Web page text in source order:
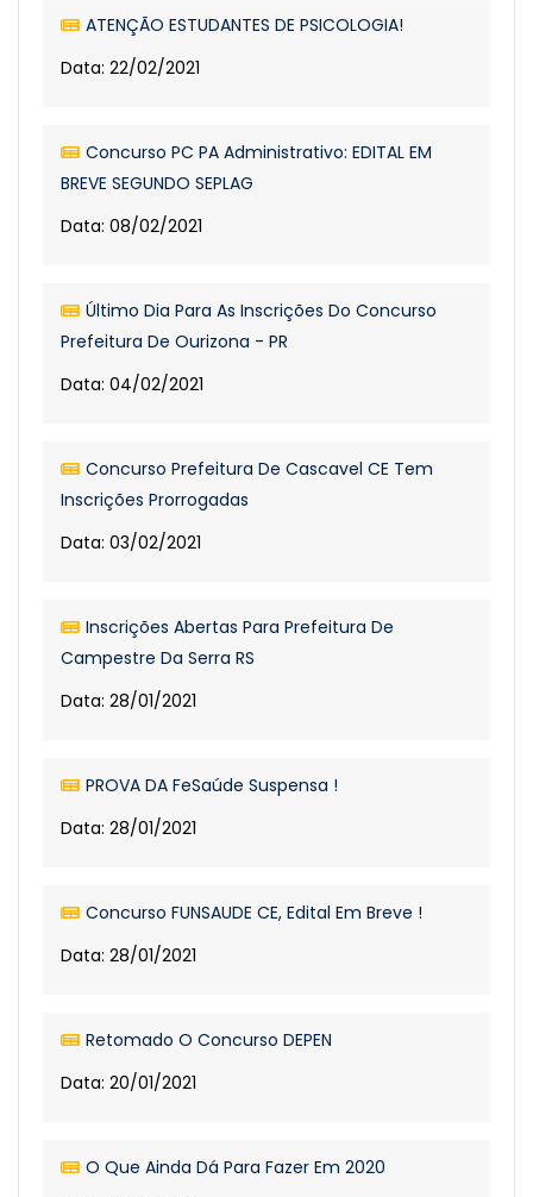
ATENÇÃO ESTUDANTES DE PSICOLOGIA!
Data: 22/02/2021
Concurso PC PA Administrativo: EDITAL EM
BREVE SEGUNDO SEPLAG
Data: 08/02/2021
Último Dia Para As Inscrições Do Concurso
Prefeitura De Ourizona - PR
Data: 04/02/2021
Concurso Prefeitura De Cascavel CE Tem
Inscrições Prorrogadas
Data: 03/02/2021
Inscrições Abertas Para Prefeitura De
Campestre Da Serra RS
Data: 28/01/2021
PROVA DA FeSaúde Suspensa !
Data: 28/01/2021
Concurso FUNSAUDE CE, Edital Em Breve !
Data: 28/01/2021
Retomado O Concurso DEPEN
Data: 20/01/2021
O Que Ainda Dá Para Fazer Em 2020